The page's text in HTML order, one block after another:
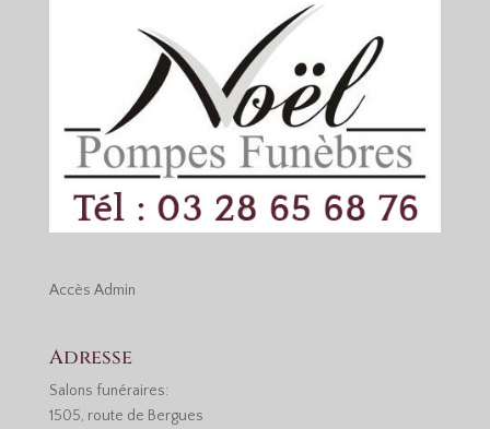
Accès Admin
Adresse
Salons funéraires:
1505, route de Bergues